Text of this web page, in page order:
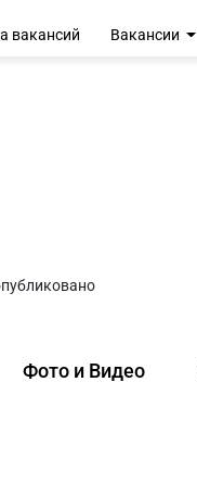
вакансий Вакансии
Фото и Видео